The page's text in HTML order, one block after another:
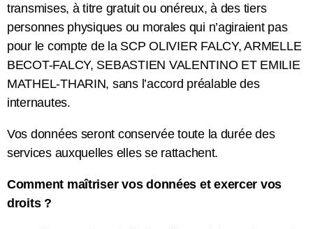
transmises, à titre gratuit ou onéreux, à des tiers
personnes physiques ou morales qui n’agiraient pas
pour le compte de la SCP OLIVIER FALCY, ARMELLE
BECOT-FALCY, SEBASTIEN VALENTINO ET EMILIE
MATHEL-THARIN, sans l’accord préalable des
internautes.
Vos données seront conservée toute la durée des
services auxquelles elles se rattachent.
Comment maîtriser vos données et exercer vos
droits ?